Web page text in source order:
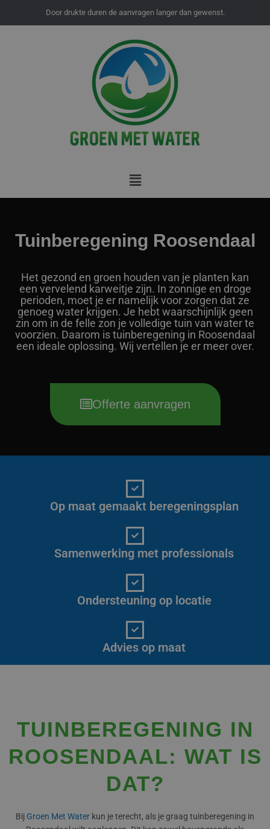
Door drukte duren de aanvragen langer dan gewenst.
Menu
Tuinberegening Roosendaal
Het gezond en groen houden van je planten kan
een vervelend karweitje zijn. In zonnige en droge
perioden, moet je er namelijk voor zorgen dat ze
genoeg water krijgen. Je hebt waarschijnlijk geen
zin om in de felle zon je volledige tuin van water te
voorzien. Daarom is tuinberegening in Roosendaal
een ideale oplossing. Wij vertellen je er meer over.
Offerte aanvragen
Op maat gemaakt beregeningsplan
Samenwerking met professionals
Ondersteuning op locatie
Advies op maat
TUINBEREGENING IN
ROOSENDAAL: WAT IS
DAT?
Bij Groen Met Water kun je terecht, als je graag tuinberegening in